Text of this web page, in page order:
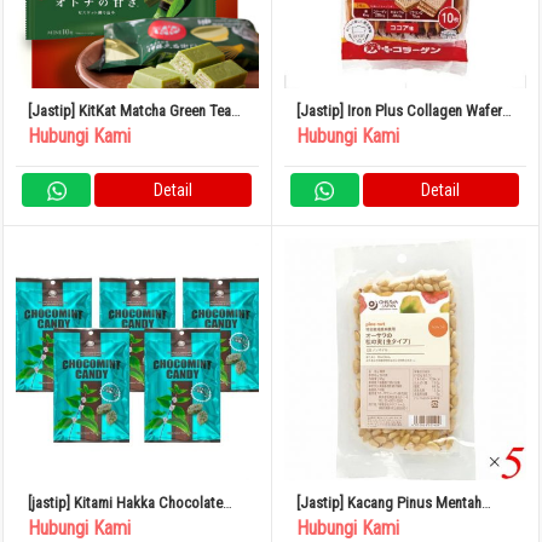
[Jastip] KitKat Matcha Green Tea
Jepang
Hubungi Kami
Detail
[Jastip] Iron Plus Collagen Wafers
10 Pieces
Hubungi Kami
Detail
[jastip] Kitami Hakka Chocolate
Mint Candy 170g x 5 Bag
Hubungi Kami
[Jastip] Kacang Pinus Mentah
Kacang Osawa 30g Set isi 5
Hubungi Kami